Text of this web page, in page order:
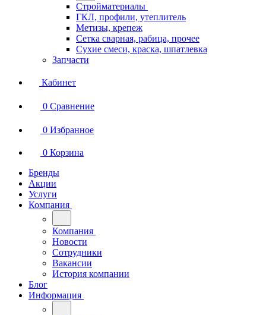
Стройматериалы
ГКЛ, профили, утеплитель
Метизы, крепеж
Сетка сварная, рабица, прочее
Сухие смеси, краска, шпатлевка
Запчасти
Кабинет
0 Сравнение
0 Избранное
0 Корзина
Бренды
Акции
Услуги
Компания
Компания
Новости
Сотрудники
Вакансии
История компании
Блог
Информация